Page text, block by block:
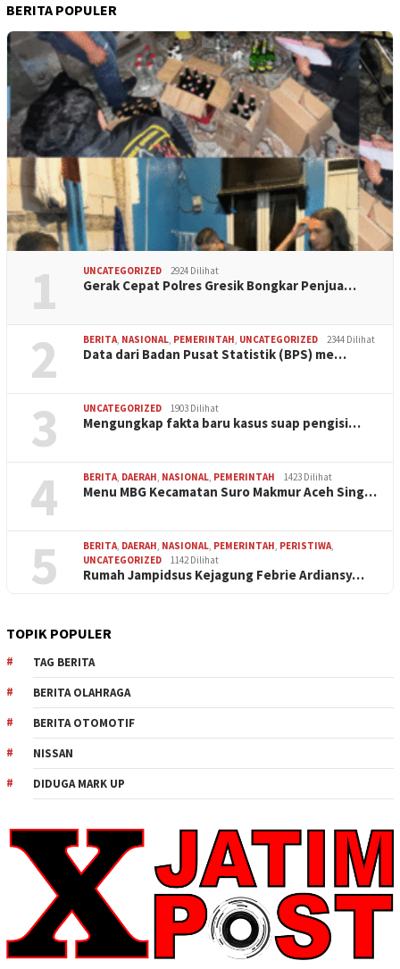
BERITA POPULER
1 UNCATEGORIZED 2924 Dilihat
Gerak Cepat Polres Gresik Bongkar Penjua…
2 BERITA, NASIONAL, PEMERINTAH, UNCATEGORIZED 2344 Dilihat
Data dari Badan Pusat Statistik (BPS) me…
3 UNCATEGORIZED 1903 Dilihat
Mengungkap fakta baru kasus suap pengisi…
4 BERITA, DAERAH, NASIONAL, PEMERINTAH 1423 Dilihat
Menu MBG Kecamatan Suro Makmur Aceh Sing…
5 BERITA, DAERAH, NASIONAL, PEMERINTAH, PERISTIWA,
UNCATEGORIZED
1142 Dilihat
Rumah Jampidsus Kejagung Febrie Ardiansy…
TOPIK POPULER
TAG BERITA
BERITA OLAHRAGA
BERITA OTOMOTIF
NISSAN
DIDUGA MARK UP